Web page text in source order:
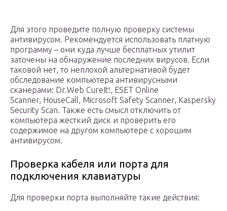
Для этого проведите полную проверку системы
антивирусом. Рекомендуется использовать платную
программу – они куда лучше бесплатных утилит
заточены на обнаружение последних вирусов. Если
таковой нет, то неплохой альтернативой будет
обследование компьютера антивирусными
сканерами: Dr.Web CureIt!, ESET Online
Scanner, HouseCall, Microsoft Safety Scanner, Kaspersky
Security Scan. Также есть смысл отключить от
компьютера жесткий диск и проверить его
содержимое на другом компьютере с хорошим
антивирусом.
Проверка кабеля или порта для
подключения клавиатуры
Для проверки порта выполняйте такие действия: